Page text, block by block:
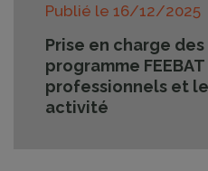
Publié le 16/12/2025
Prise en charge
programme
professionnels et
activité